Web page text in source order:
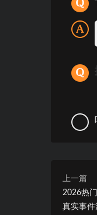
上一篇
2026热
真实事件